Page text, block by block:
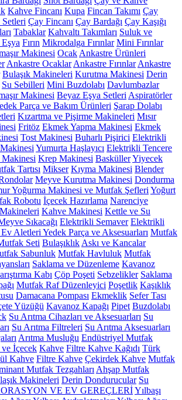
Kahve Fincanı Kupa Fincan Takımı Çay
Çay Fincanı Çay Bardağı Çay Kaşığı
Tabaklar Kahvaltı Takımları Suluk ve
Fırın Mikrodalga Fırınlar Mini Fırınlar
Makinesi Ocak Ankastre Ürünleri
Ankastre Ocaklar Ankastre Fırınlar Ankastre
Bulaşık Makineleri Kurutma Makinesi Derin
Su Sebilleri Mini Buzdolabı Davlumbazlar
Makinesi Beyaz Eşya Setleri Aspiratörler
Parça ve Bakım Ürünleri Şarap Dolabı
Kızartma ve Pişirme Makineleri Mısır
Fritöz Ekmek Yapma Makinesi Ekmek
Tost Makinesi Buharlı Pişirici Elektrikli
Yumurta Haşlayıcı Elektrikli Tencere
Makinesi Krep Makinesi BasküllerYiyecek
Tartısı Mikser Kıyma Makinesi Blender
Meyve Kurutma Makinesi Dondurma
Yoğurma Makinesi ve Mutfak Şefleri Yoğurt
Robotu İçecek Hazırlama Narenciye
Kahve Makinesi Kettle ve Su
Sıkacağı Elektrikli Semaver Elektrikli
Aletleri Yedek Parça ve Aksesuarları Mutfak
Seti Bulaşıklık Askı ve Kancalar
Sabunluk Mutfak Havluluk Mutfak
Saklama ve Düzenleme Kavanoz
Kabı Çöp Poşeti Sebzelikler Saklama
Mutfak Raf Düzenleyici Poşetlik Kaşıklık
Damacana Pompası Ekmeklik Sefer Tası
Yüzüğü Kavanoz Kapağı Pipet Buzdolabı
Su Arıtma Cihazları ve Aksesuarları Su
Su Arıtma Filtreleri Su Arıtma Aksesuarları
Arıtma Musluğu Endüstriyel Mutfak
ve İçecek Kahve Filtre Kahve Kağıdı Türk
Kahve Filtre Kahve Çekirdek Kahve Mutfak
Mutfak Tezgahları Ahşap Mutfak
Makineleri Derin Dondurucular Su
VE EV GEREÇLERİYılbaşı